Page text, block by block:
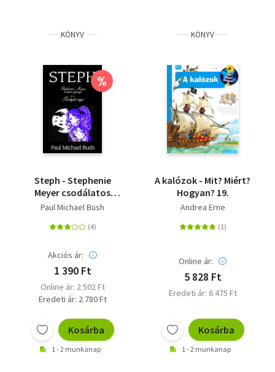
KÖNYV
%
Steph - Stephenie
Meyer csodálatos
ifjúsága és a Twilight
Paul Michael Bush
Akciós ár:
1 390 Ft
Online ár: 2 502 Ft
Eredeti ár: 2 780 Ft
Kosárba
1 - 2 munkanap
KÖNYV
A kalózok - Mit? Miért?
Hogyan? 19.
Andrea Erne
Online ár:
5 828 Ft
Eredeti ár: 6 475 Ft
Kosárba
1 - 2 munkanap